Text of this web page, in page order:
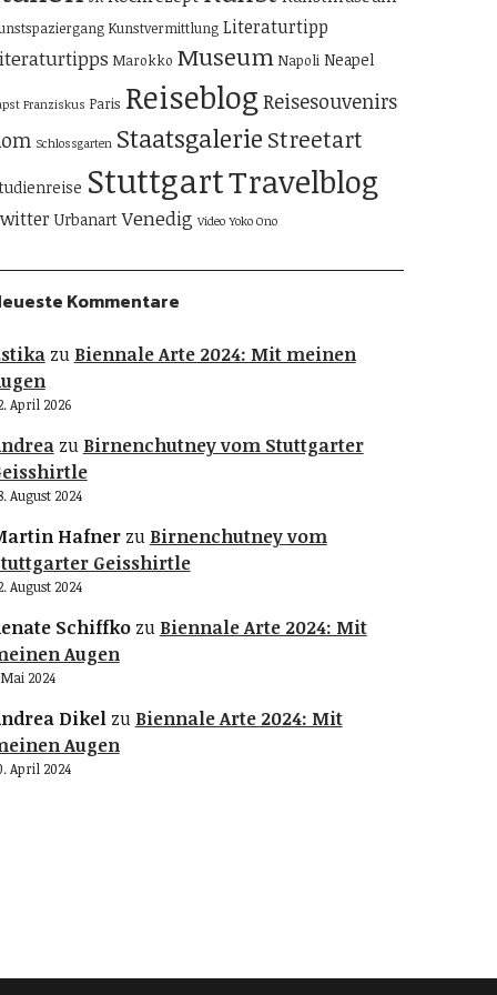
Kunstvermittlung Literaturtipp
Marokko Museum Napoli Neapel
Franziskus Paris Reiseblog Reisesouvenirs
Schlossgarten Staatsgalerie Streetart
StuttgartTravelblog
Urbanart Venedig Video Yoko Ono
Kommentare
zu Biennale Arte 2024: Mit meinen
April 2026
zu Birnenchutney vom Stuttgarter
August 2024
Hafnerzu Birnenchutney vom
Geisshirtle
August 2024
Schiffkozu Biennale Arte 2024: Mit
Augen
Mai 2024
Dikelzu Biennale Arte 2024: Mit
Augen
April 2024